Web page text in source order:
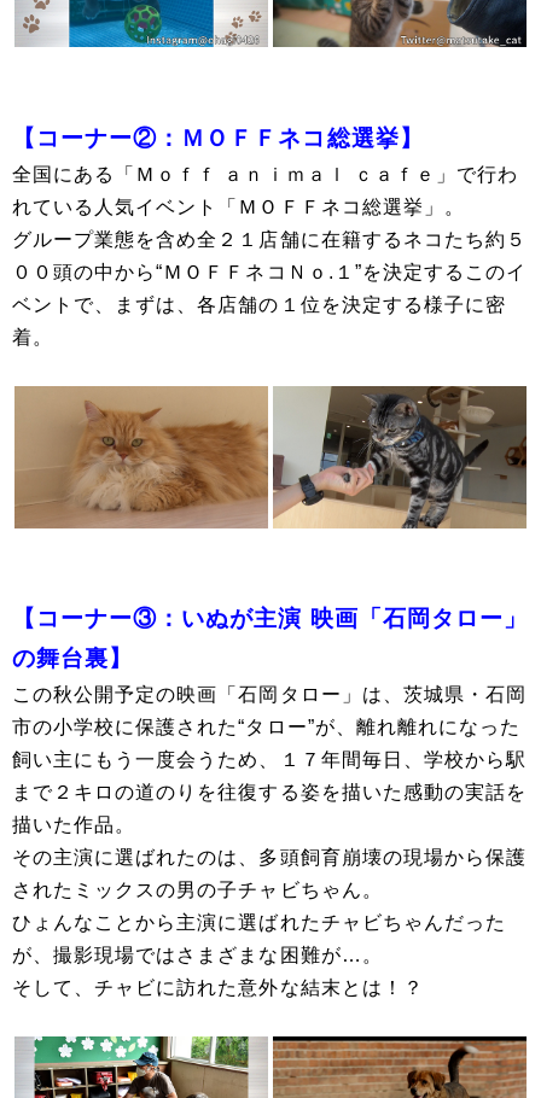
【コーナー②：ＭＯＦＦネコ総選挙】
全国にある「Ｍｏｆｆ ａｎｉｍａｌ ｃａｆｅ」で行わ
れている人気イベント「ＭＯＦＦネコ総選挙」。
グループ業態を含め全２１店舗に在籍するネコたち約５
００頭の中から“ＭＯＦＦネコＮｏ.１”を決定するこのイ
ベントで、まずは、各店舗の１位を決定する様子に密
着。
【コーナー③：いぬが主演 映画「石岡タロー」
の舞台裏】
この秋公開予定の映画「石岡タロー」は、茨城県・石岡
市の小学校に保護された“タロー”が、離れ離れになった
飼い主にもう一度会うため、１７年間毎日、学校から駅
まで２キロの道のりを往復する姿を描いた感動の実話を
描いた作品。
その主演に選ばれたのは、多頭飼育崩壊の現場から保護
されたミックスの男の子チャビちゃん。
ひょんなことから主演に選ばれたチャビちゃんだった
が、撮影現場ではさまざまな困難が…。
そして、チャビに訪れた意外な結末とは！？